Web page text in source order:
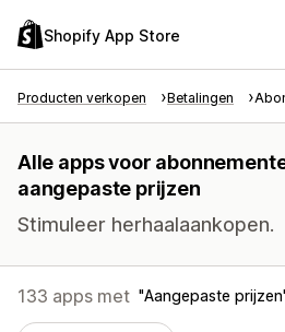
Shopify App Store
Producten verkopen Betalingen
Alle apps voor
aangepaste prijzen
Stimuleer herhaalaankopen.
133 apps met Aangepaste prijzen